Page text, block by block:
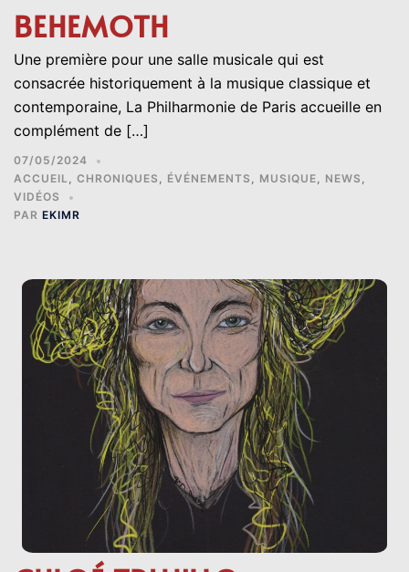
BEHEMOTH
Une première pour une salle musicale qui est
consacrée historiquement à la musique classique et
contemporaine, La Philharmonie de Paris accueille en
complément de […]
07/05/2024
ACCUEIL, CHRONIQUES , ÉVÉNEMENTS , MUSIQUE, NEWS ,
VIDÉOS
PAR EKIMR